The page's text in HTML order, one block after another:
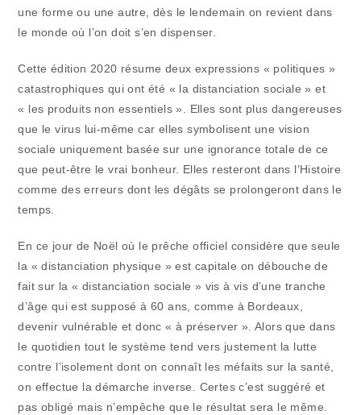
une forme ou une autre, dès le lendemain on revient dans
le monde où l’on doit s’en dispenser.
Cette édition 2020 résume deux expressions « politiques »
catastrophiques qui ont été « la distanciation sociale » et
« les produits non essentiels ». Elles sont plus dangereuses
que le virus lui-même car elles symbolisent une vision
sociale uniquement basée sur une ignorance totale de ce
que peut-être le vrai bonheur. Elles resteront dans l’Histoire
comme des erreurs dont les dégâts se prolongeront dans le
temps.
En ce jour de Noël où le prêche officiel considère que seule
la « distanciation physique » est capitale on débouche de
fait sur la « distanciation sociale » vis à vis d’une tranche
d’âge qui est supposé à 60 ans, comme à Bordeaux,
devenir vulnérable et donc « à préserver ». Alors que dans
le quotidien tout le système tend vers justement la lutte
contre l’isolement dont on connaît les méfaits sur la santé,
on effectue la démarche inverse. Certes c’est suggéré et
pas obligé mais n’empêche que le résultat sera le même.